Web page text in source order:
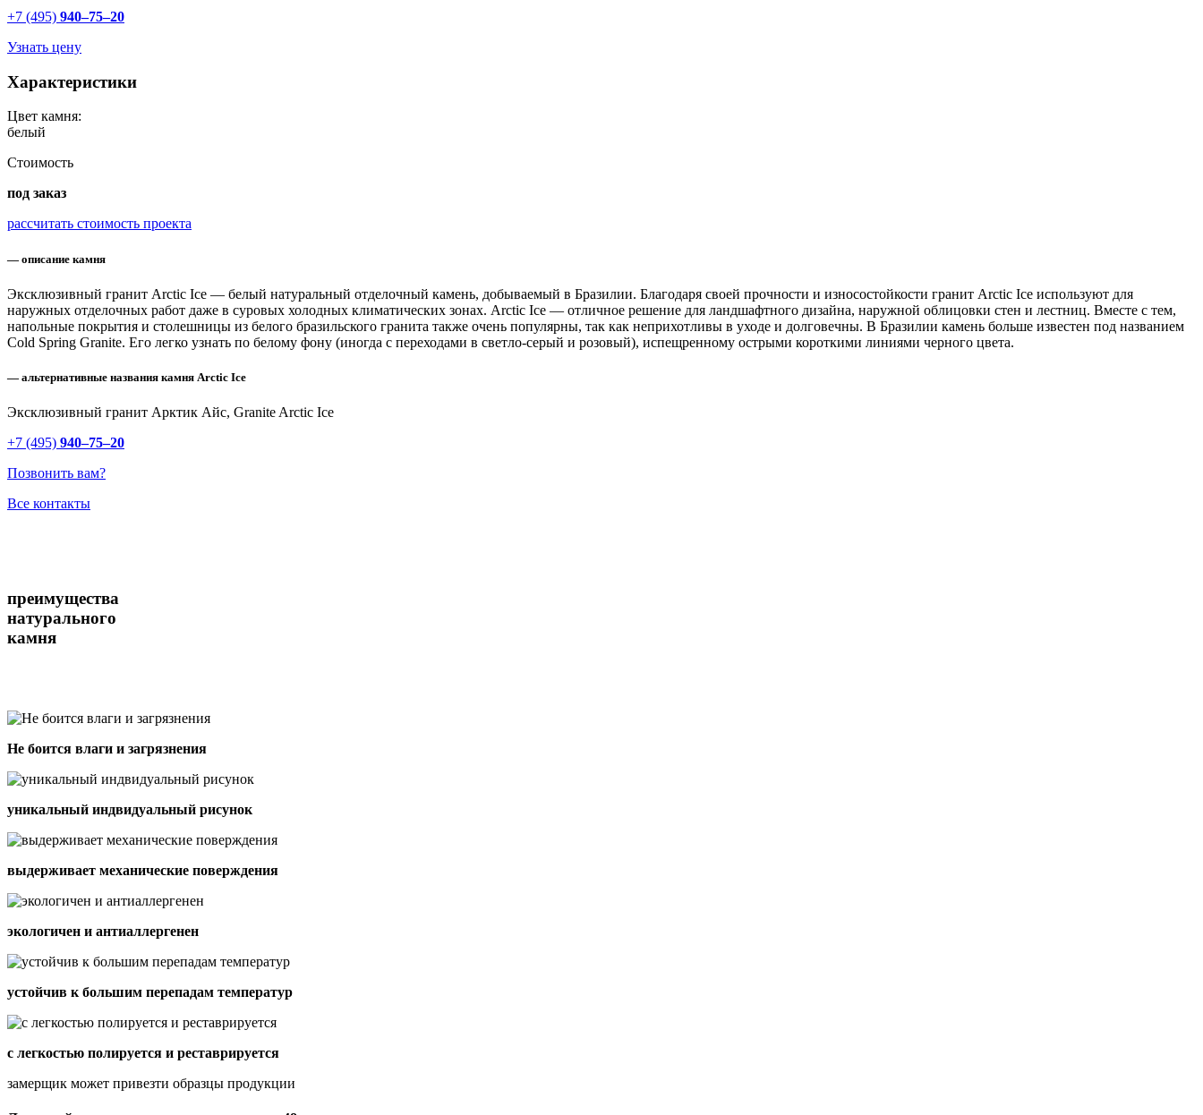
+7 (495) 940–75–20
Узнать цену
Характеристики
Цвет камня:
белый
Стоимость
под заказ
рассчитать стоимость проекта
— описание камня
Эксклюзивный гранит Arctic Ice — белый натуральный отделочный камень, добываемый в Бразилии. Благодаря своей прочности и износостойкости гранит Arctic Ice используют для
наружных отделочных работ даже в суровых холодных климатических зонах. Arctic Ice — отличное решение для ландшафтного дизайна, наружной облицовки стен и лестниц. Вместе с тем,
напольные покрытия и столешницы из белого бразильского гранита также очень популярны, так как неприхотливы в уходе и долговечны. В Бразилии камень больше известен под названием
Cold Spring Granite. Его легко узнать по белому фону (иногда с переходами в светло-серый и розовый), испещренному острыми короткими линиями черного цвета.
— альтернативные названия камня Arctic Ice
Эксклюзивный гранит Арктик Айс, Granite Arctic Ice
+7 (495) 940–75–20
Позвонить вам?
Все контакты
преимущества
натурального
камня
Не боится влаги и загрязнения
уникальный индвидуальный рисунок
выдерживает механические поверждения
экологичен и антиаллергенен
устойчив к большим перепадам температур
с легкостью полируется и реставрируется
замерщик может привезти образцы продукции